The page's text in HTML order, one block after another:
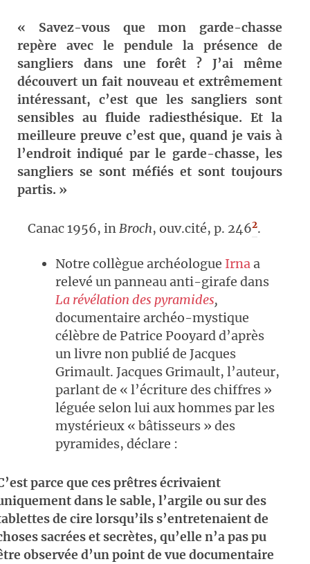
« Savez-vous que mon garde-chasse
repère avec le pendule la présence de
sangliers dans une forêt ? J’ai même
découvert un fait nouveau et extrêmement
intéressant, c’est que les sangliers sont
sensibles au fluide radiesthésique. Et la
meilleure preuve c’est que, quand je vais à
l’endroit indiqué par le garde-chasse, les
sangliers se sont méfiés et sont toujours
partis. »
Canac 1956, inBroch, ouv.cité, p. 2462.
Notre collègue archéologue Irnaa
relevé un panneau anti-girafe dans
La révélation des pyramides,
documentaire archéo-mystique
célèbre de Patrice Pooyard d’après
un livre non publié de Jacques
Grimault. Jacques Grimault, l’auteur,
parlant de « l’écriture des chiffres »
léguée selon lui aux hommes par les
mystérieux « bâtisseurs » des
pyramides, déclare :
parce que ces prêtres écrivaient
dans le sable, l’argile ou sur des
de cire lorsqu’ils s’entretenaient de
sacrées et secrètes, qu’elle n’a pas pu
observée d’un point de vue documentaire